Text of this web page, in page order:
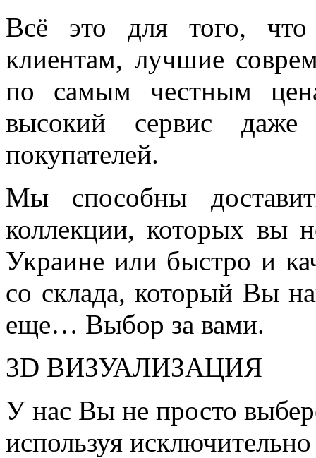
Всё это для того,
клиентам, лучшие
по самым честным
высокий сервис даже
покупателей.
Мы способны
коллекции, которых вы
Украине или быстро и
со склада, который Вы
еще… Выбор за вами.
3D ВИЗУАЛИЗАЦИЯ
У нас Вы не просто
используя